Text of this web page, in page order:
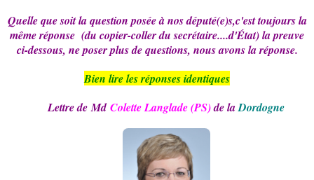
Quelle que soit la question posée à nos député(e)s,c'est toujours la
même réponse (du copier-coller du secrétaire....d'État) la preuve
ci-dessous, ne poser plus de questions, nous avons la réponse.
Bien lire les réponses identiques
Lettre de Md Colette Langlade (PS)de laDordogne